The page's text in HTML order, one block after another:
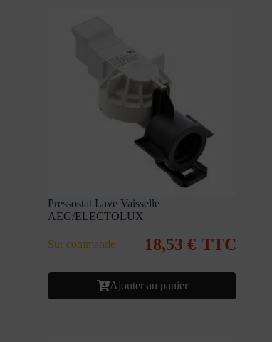
Pressostat Lave Vaisselle
AEG/ELECTOLUX
Sur commande 18,53€ TTC
Ajouter au panier